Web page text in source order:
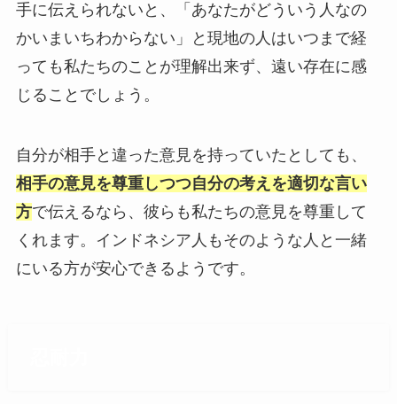
手に伝えられないと、「あなたがどういう人なの
かいまいちわからない」と現地の人はいつまで経
っても私たちのことが理解出来ず、遠い存在に感
じることでしょう。
自分が相手と違った意見を持っていたとしても、
相手の意見を尊重しつつ自分の考えを適切な言い
方で伝えるなら、彼らも私たちの意見を尊重して
くれます。インドネシア人もそのような人と一緒
にいる方が安心できるようです。